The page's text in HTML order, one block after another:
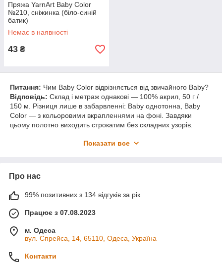
Пряжа YarnArt Baby Color
№210, сніжинка (біло-синій
батик)
Немає в наявності
43 ₴
Питання: Чим Baby Color відрізняється від звичайного Baby?
Відповідь: Склад і метраж однакові — 100% акрил, 50 г /
150 м. Різниця лише в забарвленні: Baby однотонна, Baby
Color — з кольоровими вкрапленнями на фоні. Завдяки
цьому полотно виходить строкатим без складних узорів.
Так — акрил гіпоалергенний, без ворсинок, не
Питання:
На розмір S дорослого — 4 мотки (200 г), M — 5 мотків (250
г), L — 6 мотків (300 г). Точніше залежить від моделі та узору.
машинці при 30°C у делікатному режимі. Колір і форма
зберігаються. Сушити краще горизонтально у розправленому
Показати все
Про нас
99% позитивних з 134 відгуків за рік
Працює з 07.08.2023
м. Одеса
вул. Спрейса, 14, 65110, Одеса, Україна
Контакти